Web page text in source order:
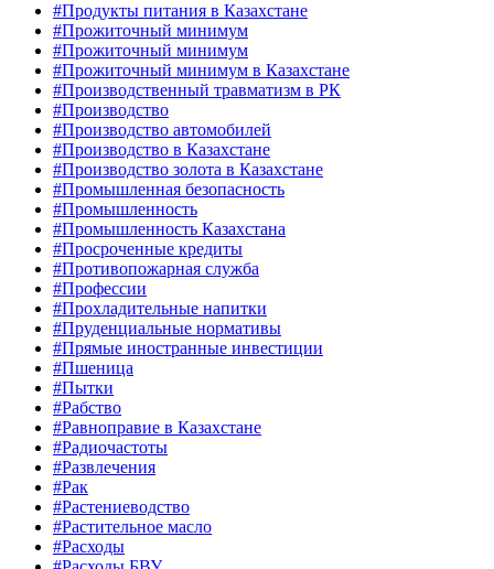
#Продукты питания в Казахстане
#Прожиточный минимум
#Прожиточный минимум
#Прожиточный минимум в Казахстане
#Производственный травматизм в РК
#Производство
#Производство автомобилей
#Производство в Казахстане
#Производство золота в Казахстане
#Промышленная безопасность
#Промышленность
#Промышленность Казахстана
#Просроченные кредиты
#Противопожарная служба
#Профессии
#Прохладительные напитки
#Пруденциальные нормативы
#Прямые иностранные инвестиции
#Пшеница
#Пытки
#Рабство
#Равноправие в Казахстане
#Радиочастоты
#Развлечения
#Рак
#Растениеводство
#Растительное масло
#Расходы